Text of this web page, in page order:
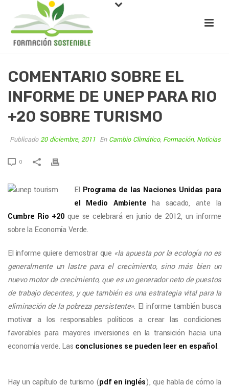
COMENTARIO SOBRE EL
INFORME DE UNEP PARA RIO
+20 SOBRE TURISMO
Publicado20 diciembre, 2011 En Cambio Climático, Formación, Noticias
0
El Programa de las Naciones Unidas para
el Medio Ambiente ha sacado, ante la
Cumbre Rio +20que se celebrará en junio de 2012, un informe
sobre la Economía Verde.
El informe quiere demostrar que «la apuesta por la ecología no es
generalmente un lastre para el crecimiento, sino más bien un
nuevo motor de crecimiento, que es un generador neto de puestos
de trabajo decentes, y que también es una estrategia vital para la
eliminación de la pobreza persistente». El informe también busca
motivar a los responsables políticos a crear las condiciones
favorables para mayores inversiones en la transición hacia una
economía verde. Las conclusiones se pueden leer en español.
Hay un capítulo de turismo (pdf en inglés), que habla de cómo la